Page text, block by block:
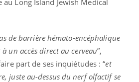
de barrière hémato-encéphalique
un accès direct au cerveau”,
part de ses inquiétudes : “et
juste au-dessus du nerf olfactif se